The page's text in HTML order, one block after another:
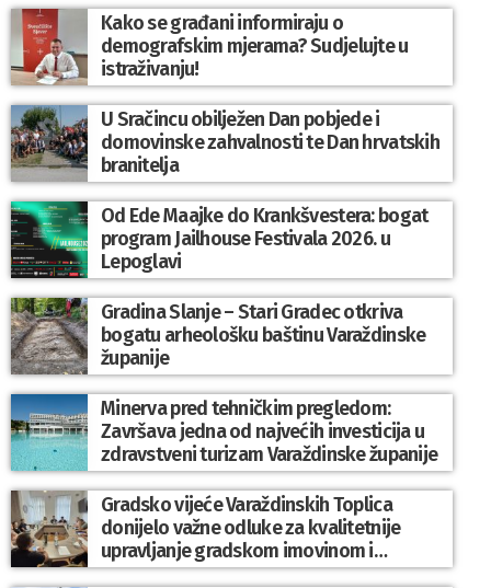
Kako se građani informiraju o
demografskim mjerama? Sudjelujte u
istraživanju!
U Sračincu obilježen Dan pobjede i
domovinske zahvalnosti te Dan hrvatskih
branitelja
Od Ede Maajke do Krankšvestera: bogat
program Jailhouse Festivala 2026. u
Lepoglavi
Gradina Slanje – Stari Gradec otkriva
bogatu arheološku baštinu Varaždinske
županije
Minerva pred tehničkim pregledom:
Završava jedna od najvećih investicija u
zdravstveni turizam Varaždinske županije
Gradsko vijeće Varaždinskih Toplica
donijelo važne odluke za kvalitetnije
upravljanje gradskom imovinom i
komunalnim sustavom